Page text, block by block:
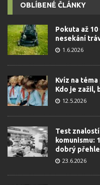
OBLÍBENÉ ČLÁNKY
Pokuta až
nesekání
1.6.2026
Kvíz na
Kdo je zažil,
12.5.2026
Test
komunismu:
dobrý
23.6.2026